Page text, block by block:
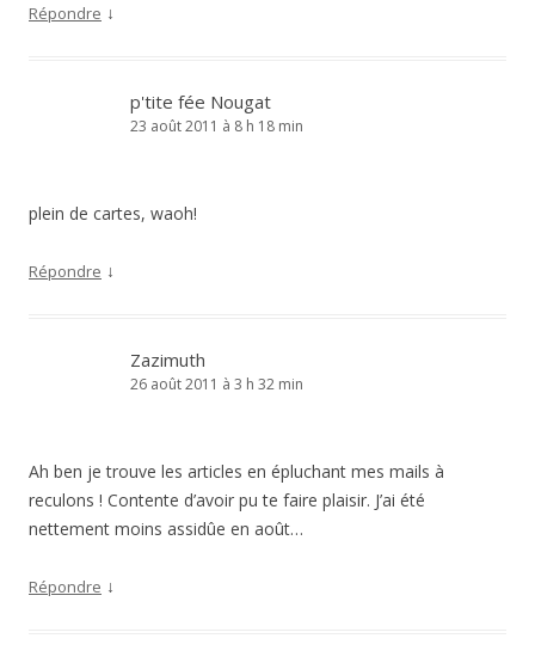
Répondre ↓
p'tite fée Nougat
23 août 2011 à 8 h 18 min
plein de cartes, waoh!
Répondre ↓
Zazimuth
26 août 2011 à 3 h 32 min
Ah ben je trouve les articles en épluchant mes mails à
reculons ! Contente d’avoir pu te faire plaisir. J’ai été
nettement moins assidûe en août…
Répondre ↓